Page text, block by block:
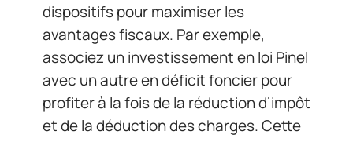
dispositifs pour maximiser les
avantages fiscaux. Par exemple,
associez un investissement en loi Pinel
avec un autre en déficit foncier pour
profiter à la fois de la réduction d’impôt
et de la déduction des charges. Cette